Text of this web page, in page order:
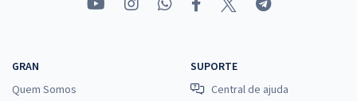
GRAN
Quem Somos
SUPORTE
Central de ajuda